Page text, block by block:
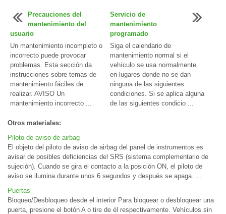
Precauciones del
mantenimiento del
usuario
Un mantenimiento incompleto o
incorrecto puede provocar
problemas. Esta sección da
instrucciones sobre temas de
mantenimiento fáciles de
realizar. AVISO Un
mantenimiento incorrecto ...
Servicio de
mantenimiento
programado
Siga el calendario de
mantenimiento normal si el
vehículo se usa normalmente
en lugares donde no se dan
ninguna de las siguientes
condiciones. Si se aplica alguna
de las siguientes condicio ...
Otros materiales:
Piloto de aviso de airbag
El objeto del piloto de aviso de airbag del panel de instrumentos es
avisar de posibles deficiencias del SRS (sistema complementario de
sujeción). Cuando se gira el contacto a la posición ON, el piloto de
aviso se ilumina durante unos 6 segundos y después se apaga. ...
Puertas
Bloqueo/Desbloqueo desde el interior Para bloquear o desbloquear una
puerta, presione el botón A o tire de él respectivamente. Vehículos sin